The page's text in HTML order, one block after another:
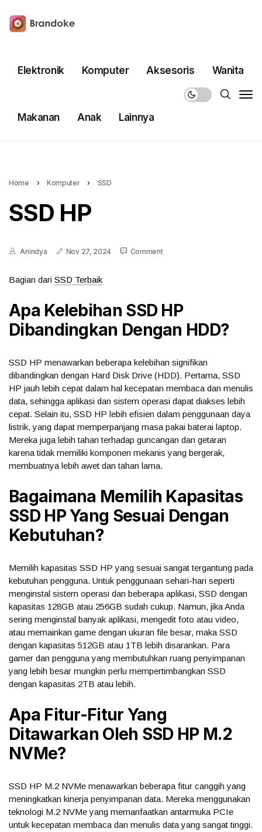
Elektronik Komputer Aksesoris Wanita
Makanan Anak Lainnya
Home › Komputer › SSD
SSD HP
Anindya Nov 27, 2024 Comment
Bagian dari SSD Terbaik
Apa Kelebihan SSD HP
Dibandingkan Dengan HDD?
SSD HP menawarkan beberapa kelebihan signifikan
dibandingkan dengan Hard Disk Drive (HDD). Pertama, SSD
HP jauh lebih cepat dalam hal kecepatan membaca dan menulis
data, sehingga aplikasi dan sistem operasi dapat diakses lebih
cepat. Selain itu, SSD HP lebih efisien dalam penggunaan daya
listrik, yang dapat memperpanjang masa pakai baterai laptop.
Mereka juga lebih tahan terhadap guncangan dan getaran
karena tidak memiliki komponen mekanis yang bergerak,
membuatnya lebih awet dan tahan lama.
Bagaimana Memilih Kapasitas
SSD HPYang Sesuai Dengan
Kebutuhan?
Memilih kapasitas SSD HP yang sesuai sangat tergantung pada
kebutuhan pengguna. Untuk penggunaan sehari-hari seperti
menginstal sistem operasi dan beberapa aplikasi, SSD dengan
kapasitas 128GB atau 256GB sudah cukup. Namun, jika Anda
sering menginstal banyak aplikasi, mengedit foto atau video,
atau memainkan game dengan ukuran file besar, maka SSD
dengan kapasitas 512GB atau 1TB lebih disarankan. Para
gamer dan pengguna yang membutuhkan ruang penyimpanan
yang lebih besar mungkin perlu mempertimbangkan SSD
dengan kapasitas 2TB atau lebih.
Apa Fitur-Fitur Yang
Ditawarkan Oleh SSD HP M.2
NVMe?
SSD HP M.2 NVMe menawarkan beberapa fitur canggih yang
meningkatkan kinerja penyimpanan data. Mereka menggunakan
teknologi M.2 NVMe yang memanfaatkan antarmuka PCIe
untuk kecepatan membaca dan menulis data yang sangat tinggi.